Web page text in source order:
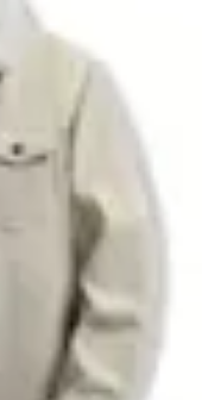
Salud Inmunológica